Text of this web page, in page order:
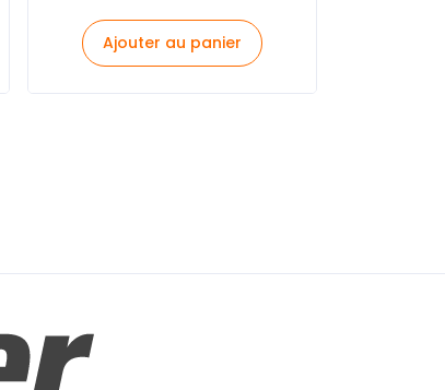
Ajouter au panier